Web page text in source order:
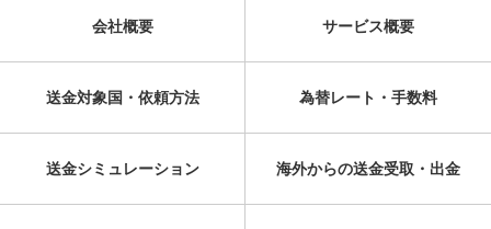
会社概要 サービス概要
送金対象国・依頼方法 為替レート・手数料
送金シミュレーション 海外からの送金受取・出金